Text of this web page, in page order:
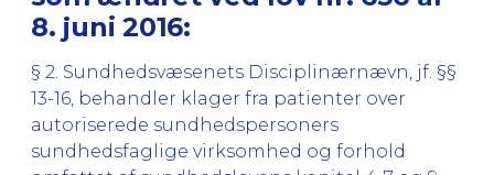
8. juni 2016:
§ 2. Sundhedsvæsenets Disciplinærnævn, jf. §§
13-16, behandler klager fra patienter over
autoriserede sundhedspersoners
sundhedsfaglige virksomhed og forhold